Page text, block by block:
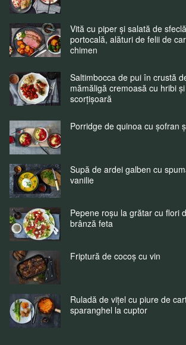
Vită cu piper și salată de
portocală, alături de felii de
chimen
Saltimbocca de pui în crustă
mămăligă cremoasă cu hribi
scorțișoară
Porridge de quinoa cu șofran
Supă de ardei galben cu
vanilie
Pepene roșu la grătar cu flori
brânză feta
Friptură de cocoș cu vin
Ruladă de vițel cu piure de
sparanghel la cuptor